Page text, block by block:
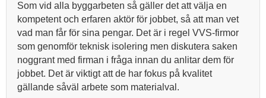
Som vid alla byggarbeten så gäller det att välja en
kompetent och erfaren aktör för jobbet, så att man vet
vad man får för sina pengar. Det är i regel VVS-firmor
som genomför teknisk isolering men diskutera saken
noggrant med firman i fråga innan du anlitar dem för
jobbet. Det är viktigt att de har fokus på kvalitet
gällande såväl arbete som materialval.